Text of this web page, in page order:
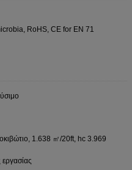
RoHS, CE for EN 71
1.638 ㎡/20ft, hc 3.969